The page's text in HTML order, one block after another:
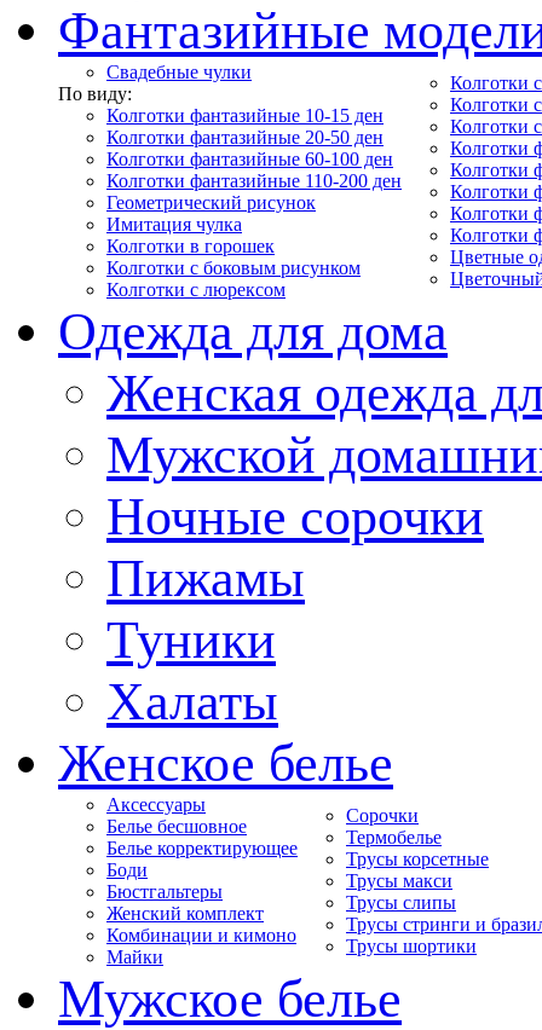
Фантазийные
Свадебные чулки
По виду:
Колготки фантазийные 10-15 ден
Колготки фантазийные 20-50 ден
Колготки фантазийные 60-100 ден
Колготки фантазийные 110-200 ден
Геометрический рисунок
Имитация чулка
Колготки в горошек
Колготки с боковым рисунком
Колготки с люрексом
Колготки
Колготки
Колготки
Колготки
Колготки
Колготки
Колготки
Колготки
Цветные
Одежда для дома
Женская одежда
Мужской
Ночные сорочки
Пижамы
Туники
Халаты
Женское белье
Аксессуары
Белье бесшовное
Белье корректирующее
Боди
Бюстгальтеры
Женский комплект
Комбинации и кимоно
Майки
Сорочки
Термобелье
Трусы корсетные
Трусы макси
Трусы слипы
Трусы стринги и
Трусы шортики
Мужское белье